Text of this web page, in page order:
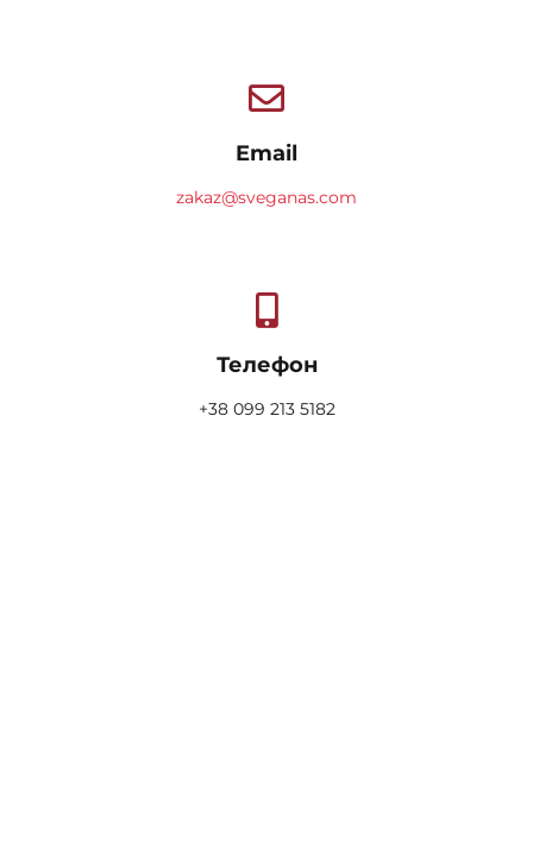
Email
zakaz@sveganas.com
Телефон
+38 099 213 5182